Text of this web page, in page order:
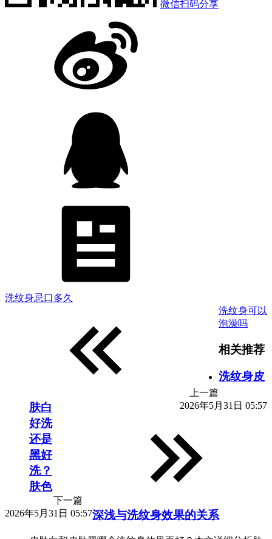
微信扫码分享
洗纹身忌口多久
上一篇
2026年5月31日 05:57
洗纹身可以
泡澡吗
下一篇
2026年5月31日 05:57
相关推荐
洗纹身皮
肤白
好洗
还是
黑好
洗？
肤色
深浅与洗纹身效果的关系